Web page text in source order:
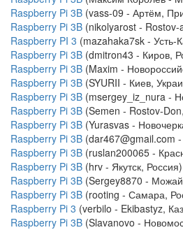
Raspberry Pi 3B (vass-09 - Артём,
Raspberry Pi 3B (nikolyarost - Rostov-
Raspberry PI 3 (mazahaka7sk - Усть-
Raspberry Pi 3B (dmitron43 - Киров,
Raspberry Pi 3B (Maxim -
Raspberry Pi 3B (SYURII - Киев,
Raspberry Pi 3B (msergey_iz_nura -
Raspberry Pi 3B (Semen - Rostov-
Raspberry Pi 3B (Yurasvas -
Raspberry Pi 3B (dar467@gmail.com
Raspberry Pi 3B (ruslan200065 -
Raspberry Pi 3B (hrv - Якутск, Россия)
Raspberry Pi 3B (Sergey8870 -
Raspberry Pi 3B (rooting - Самара,
Raspberry Pi 3 (verbilo - Ekibastyz,
Raspberry Pi 3B (Slavanovo -